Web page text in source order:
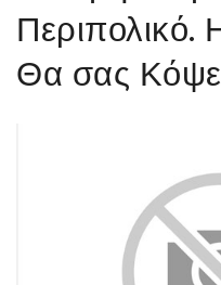
ΔΙΑΦΟΡΑ
ΕΝΑΛΛΑΚΤΙΚΑ
ΚΑΛΛΙΕΡΓΕΙΕΣ
Περιπολικό.
Θα σας